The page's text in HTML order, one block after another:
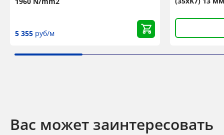
5 355 руб/м
Вас может заинтересовать